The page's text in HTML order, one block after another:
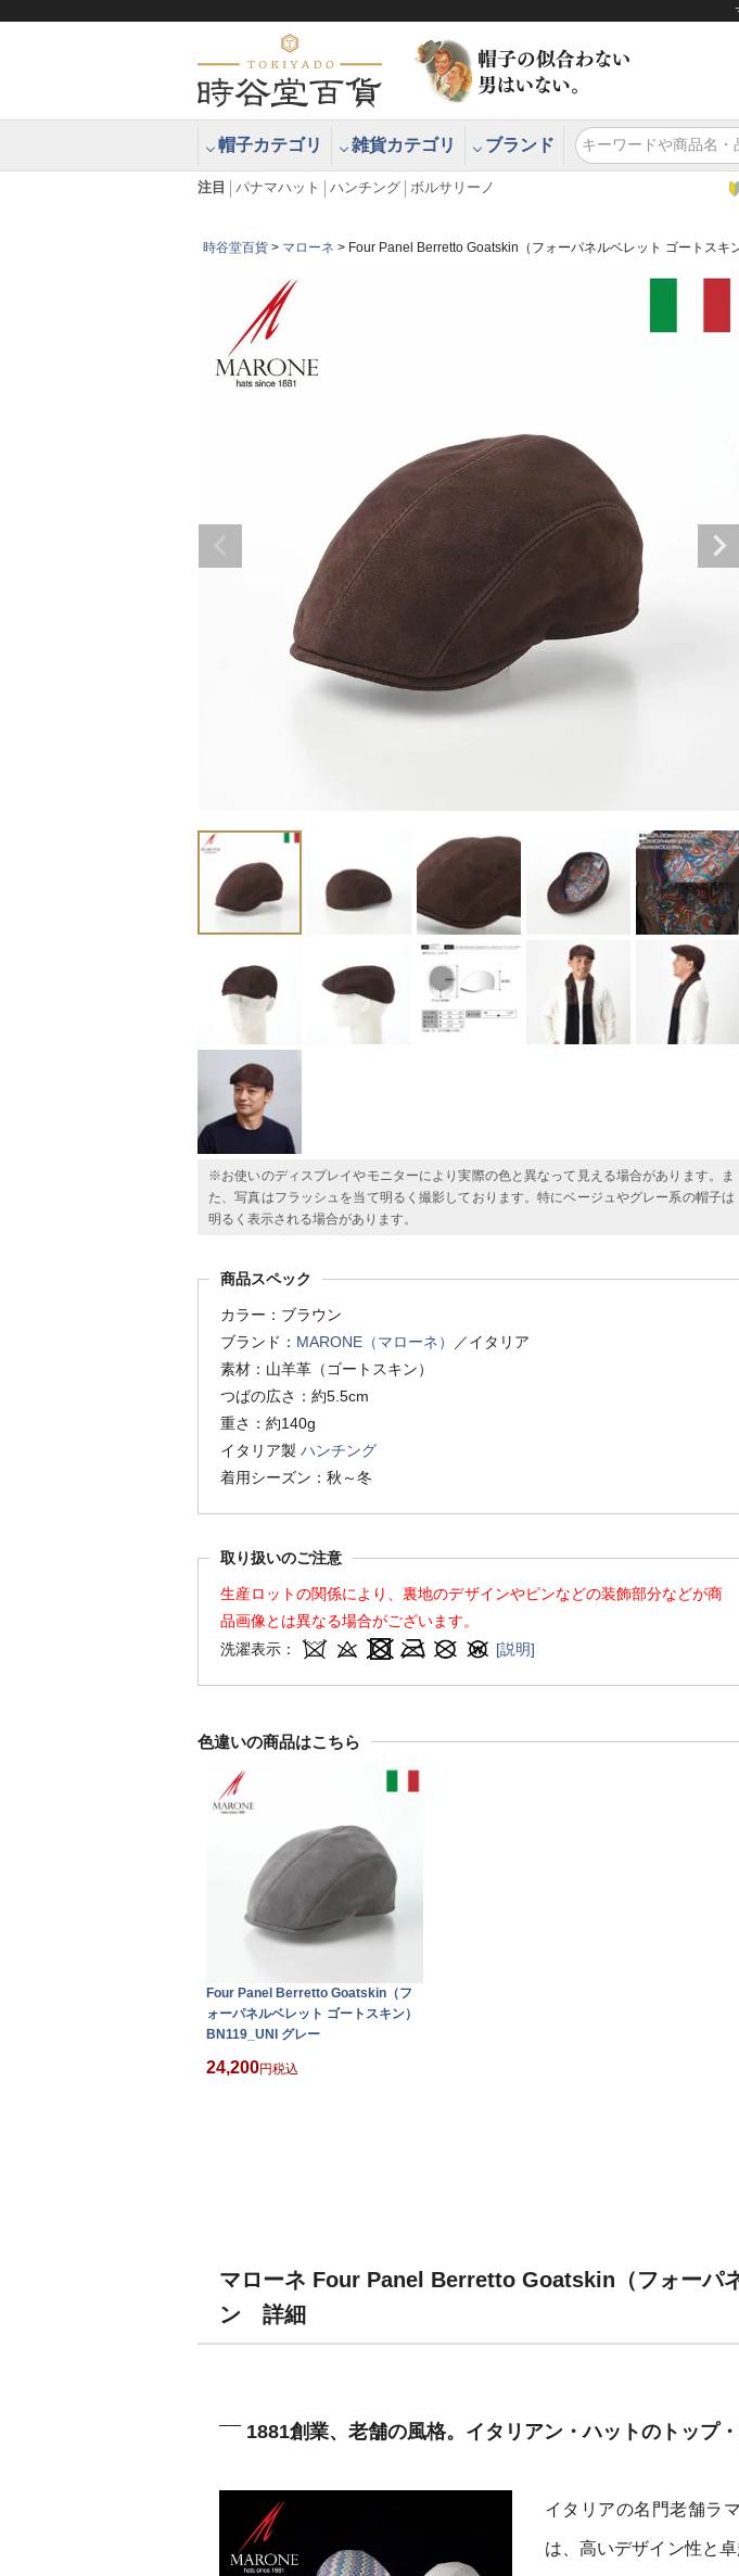
帽子カテゴリ 雑貨カテゴリ ブランド
注目 パナマハット ハンチング ボルサリーノ
時谷堂百貨 マローネ Four Panel Berretto Goatskin（フォーパネルベレット ゴートスキ
※お使いのディスプレイやモニターにより実際の色と異なって見える場合があります。ま
た、写真はフラッシュを当て明るく撮影しております。特にベージュやグレー系の帽子は
明るく表示される場合があります。
商品スペック
カラー：ブラウン
ブランド： MARONE（マローネ）
／イタリア
素材：山羊革（ゴートスキン）
つばの広さ：約5.5cm
重さ：約140g
イタリア製 ハンチング
着用シーズン：秋～冬
取り扱いのご注意
生産ロットの関係により、裏地のデザインやピンなどの装飾部分などが商
品画像とは異なる場合がございます。
洗濯表示：
[説明]
色違いの商品はこちら
Four Panel Berretto Goatskin（フ
ォーパネルベレット ゴートスキン）
BN119_UNI グレー
24,200 税込
マローネ Four Panel Berretto Goatskin（フォーパ
ン 詳細
1881創業、老舗の風格。イタリアン・ハットのトップ
イタリアの名門老舗ラ
は、高いデザイン性と